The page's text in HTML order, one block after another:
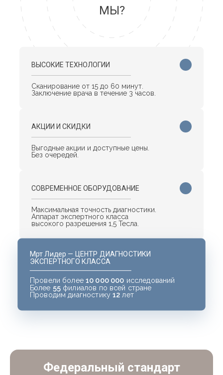
МЫ?
ВЫСОКИЕ ТЕХНОЛОГИИ
Сканирование от 15 до 60 минут.
Заключение врача в течение 3 часов.
АКЦИИ И СКИДКИ
Выгодные акции и доступные цены.
Без очередей.
СОВРЕМЕННОЕ ОБОРУДОВАНИЕ
Максимальная точность диагностики.
Аппарат экспертного класса
высокого разрешения 1,5 Тесла.
Мрт Лидер — ЦЕНТР ДИАГНОСТИКИ
ЭКСПЕРТНОГО КЛАССА
Провели более 10 000 000 исследований
Более 55 филиалов по всей стране
Проводим диагностику12 лет
Федеральный стандарт